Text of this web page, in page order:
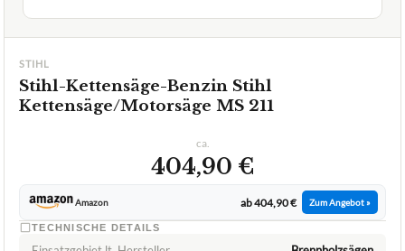
STIHL
Stihl-Kettensäge-Benzin Stihl
Kettensäge/Motorsäge MS 211
ca.
404,90 €
Amazon ab 404,90 € Zum Angebot »
TECHNISCHE DETAILS